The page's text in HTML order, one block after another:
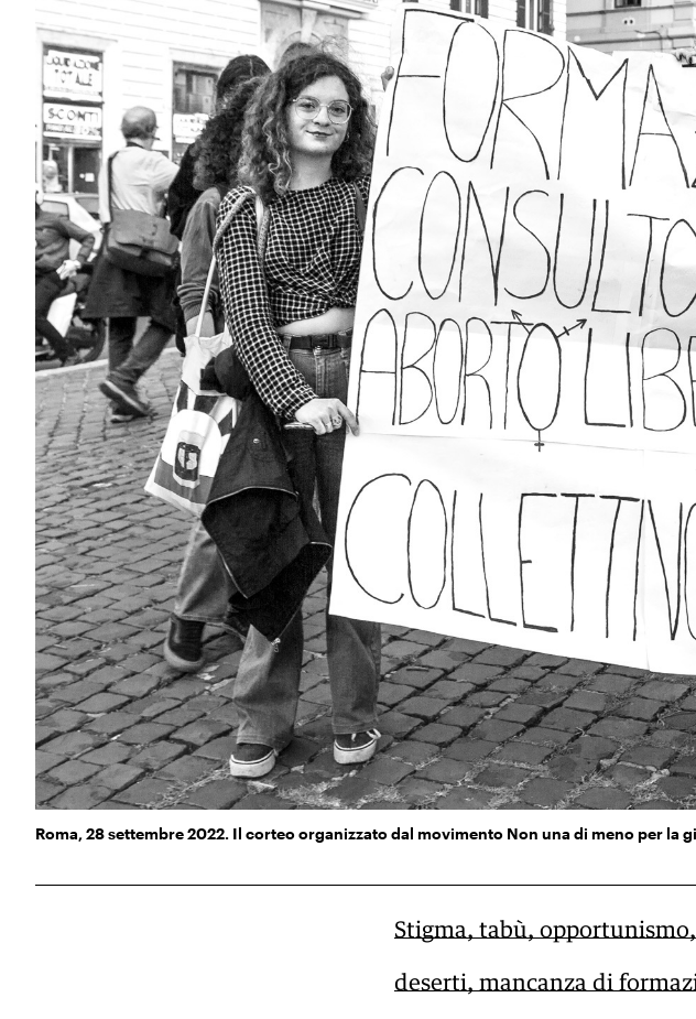
Roma, 28 settembre 2022. Il corteo organizzato dal movimento Non una di meno per
Stigma, tabù,
deserti, mancanza di